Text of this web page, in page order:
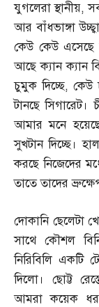
যুগলেরা স্থানীয়,
আর বাঁধভাঙ্গা
কেউ কেউ এসেছে
আছে ক্যান ক্যান
চুমুক দিচ্ছে, কেউ
টানছে সিগারেট।
আমার মনে
সুখটান দিচ্ছে।
করছে নিজেদের
তাতে তাদের
দোকানি ছেলেটা
সাথে কৌশল
নিরিবিলি একটি
দিলো। ছোট্ট
আমরা কয়েক